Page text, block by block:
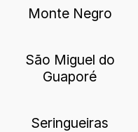
Monte Negro
São Miguel do
Guaporé
Seringueiras